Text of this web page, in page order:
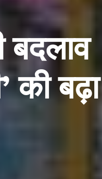
की बढ़ा